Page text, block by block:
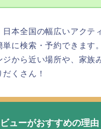
日本全国の幅広いアクテ
単に検索・予約できます
から近い場所や、家族
くさん！
ューがおすすめの理由